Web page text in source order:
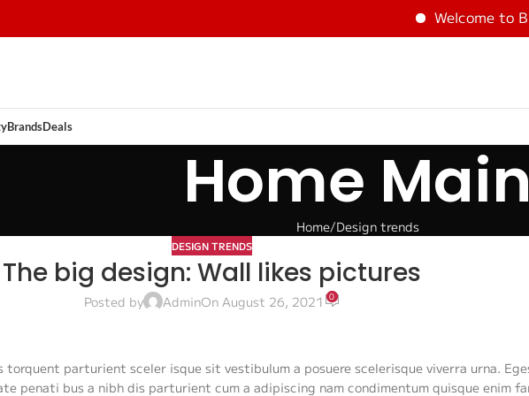
Welcome to BEST GOLF
BrandsDeals
Home Main
Home Design trends
DESIGN TRENDS
The big design: Wall likes pictures
Posted by AdminOn August 26, 2021 0
parturient sceler isque sit vestibulum a posuere scelerisque viverra urna.
penati bus a nibh dis parturient cum a adipiscing nam condimentum quisque enim